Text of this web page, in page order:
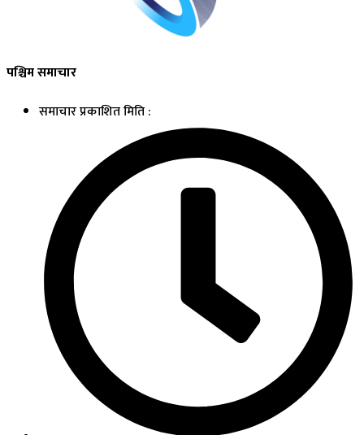
पश्चिम समाचार
समाचार प्रकाशित मिति :